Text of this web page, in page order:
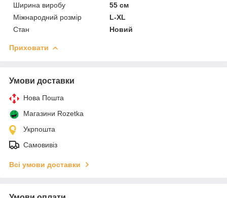
Ширина виробу
55 см
Міжнародний розмір
L-XL
Стан
Новий
Приховати
Умови доставки
Нова Пошта
Магазини Rozetka
Укрпошта
Самовивіз
Всі умови доставки